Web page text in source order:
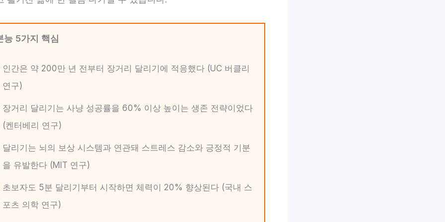
능 5가지 핵심
인간은 약 200만 년 전부터 장거리 달리기에 적응했다 (UC 버클리
연구)
장거리 달리기는 사냥 성공률을 60% 이상 높이는 생존 전략이었다
(켄터베리 연구)
달리기는 뇌의 보상 시스템과 연관돼 스트레스 감소와 긍정적 기분
을 유발한다 (MIT 연구)
초보자도 5분 달리기부터 시작하면 체력이 20% 향상된다 (국내 스
포츠 의학 연구)